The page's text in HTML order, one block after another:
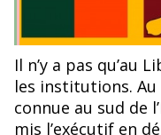
Il n’y a pas qu’au
les institutions.
connue au sud de
mis l’exécutif en